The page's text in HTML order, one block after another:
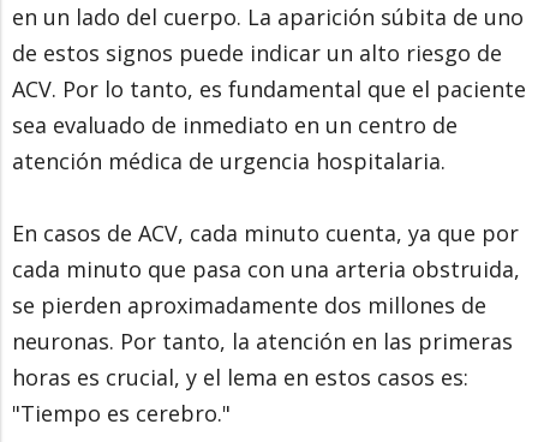
en un lado del cuerpo. La aparición súbita de uno
de estos signos puede indicar un alto riesgo de
ACV. Por lo tanto, es fundamental que el paciente
sea evaluado de inmediato en un centro de
atención médica de urgencia hospitalaria.
En casos de ACV, cada minuto cuenta, ya que por
cada minuto que pasa con una arteria obstruida,
se pierden aproximadamente dos millones de
neuronas. Por tanto, la atención en las primeras
horas es crucial, y el lema en estos casos es:
"Tiempo es cerebro."